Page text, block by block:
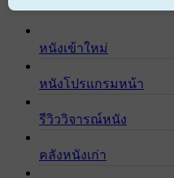
หนังเข้าใหม่
หนังโปรแกรมหน้า
รีวิววิจารณ์หนัง
คลังหนังเก่า